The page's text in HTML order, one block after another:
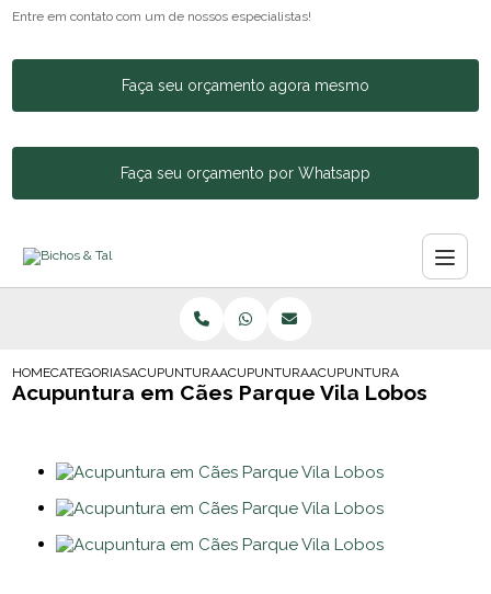
Entre em contato com um de nossos especialistas!
Faça seu orçamento agora mesmo
Faça seu orçamento por Whatsapp
HOMECATEGORIASACUPUNTURA ANIMALACUPUNTURA PARA GATOS
ACUPUNTURA EM CAES
Acupuntura em Cães Parque Vila Lobos